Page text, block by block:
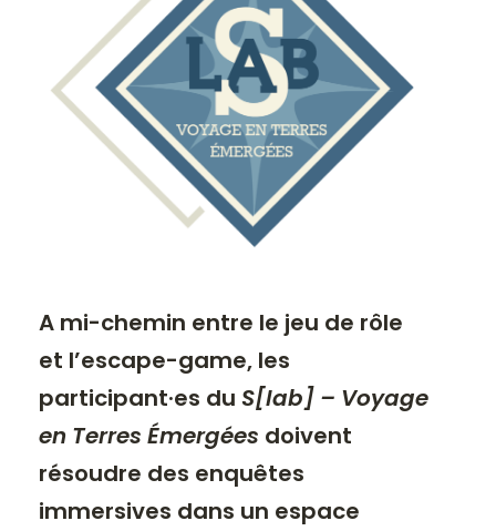
A mi-chemin entre le jeu de rôle
et l’escape-game, les
participant·es du S[lab] – Voyage
en Terres Émergées doivent
résoudre des enquêtes
immersives dans un espace